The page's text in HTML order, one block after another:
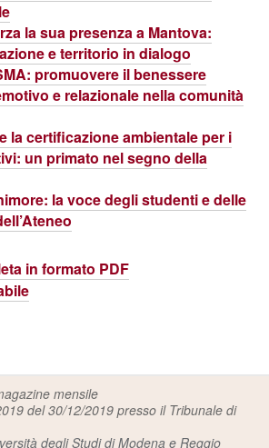
la sua presenza a Mantova:
e territorio in dialogo
promuovere il benessere
e relazionale nella comunità
la certificazione ambientale per i
un primato nel segno della
la voce degli studenti e delle
in formato PDF
mensile
del 30/12/2019 presso il Tribunale di
degli Studi di Modena e Reggio